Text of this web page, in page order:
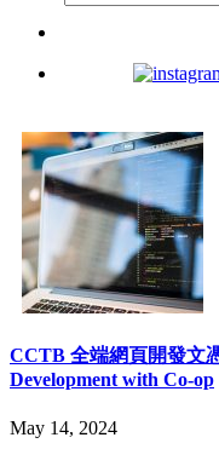
CCTB 全端網頁開發文
Development with Co-op
May 14, 2024